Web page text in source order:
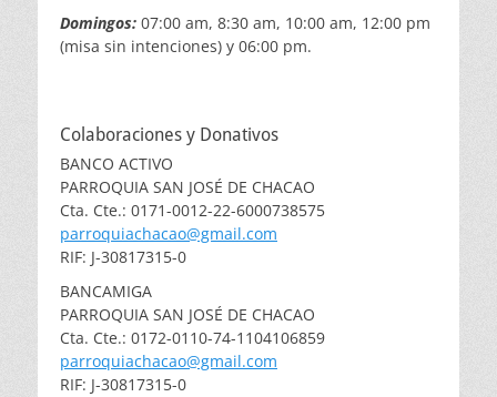
Domingos: 07:00 am, 8:30 am, 10:00 am, 12:00 pm
(misa sin intenciones) y 06:00 pm.
Colaboraciones y Donativos
BANCO ACTIVO
PARROQUIA SAN JOSÉ DE CHACAO
Cta. Cte.: 0171-0012-22-6000738575
parroquiachacao@gmail.com
RIF: J-30817315-0
BANCAMIGA
PARROQUIA SAN JOSÉ DE CHACAO
Cta. Cte.: 0172-0110-74-1104106859
parroquiachacao@gmail.com
RIF: J-30817315-0